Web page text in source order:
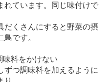
ています。同じ味付けで
くさんにすると野菜の摂
です。
料をかけない
つ調味料を加えるように